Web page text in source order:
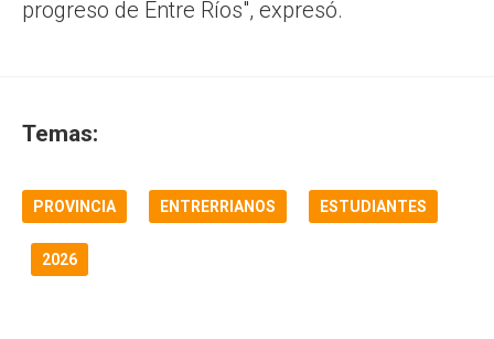
progreso de Entre Ríos", expresó.
Temas:
PROVINCIA ENTRERRIANOS ESTUDIANTES
2026